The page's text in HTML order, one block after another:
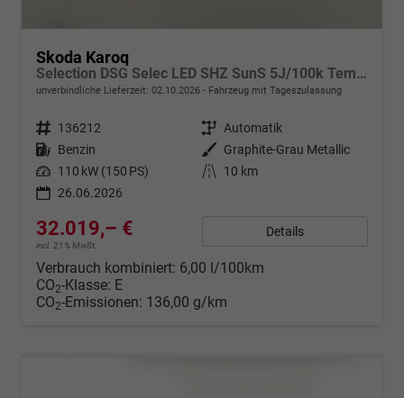
Skoda Karoq
Selection DSG Selec LED SHZ SunS 5J/100k Temp VirtC
unverbindliche Lieferzeit: 02.10.2026 Fahrzeug mit Tageszulassung
Fahrzeugnr. 136212 Getriebe Automatik
Kraftstoff Benzin Außenfarbe Graphite-Grau Metallic
Leistung 110 kW (150 PS) Kilometerstand
10 km
26.06.2026
32.019,– €
incl. 21% MwSt.
Details
Verbrauch kombiniert: 6,00 l/100km
CO2-Klasse: E
CO2-Emissionen: 136,00 g/km